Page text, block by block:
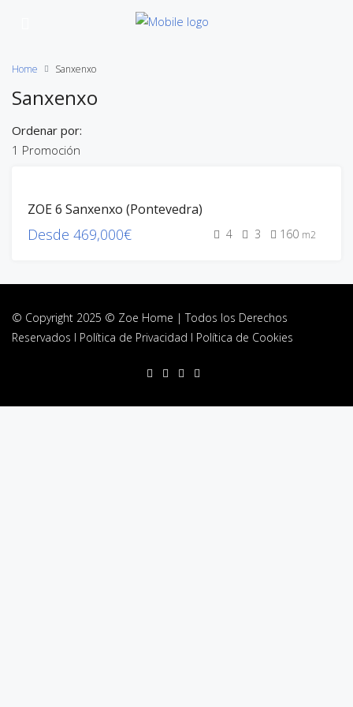
Home Sanxenxo
Sanxenxo
1 Promoción
Ordenar por:
100% VEND.
ENTREGADAS
ZOE 6 Sanxenxo (Pontevedra)
Desde 469,000€ 4 3 160 m2
© Copyright 2025 © Zoe Home | Todos los Derechos
Reservados I Política de Privacidad I Política de Cookies